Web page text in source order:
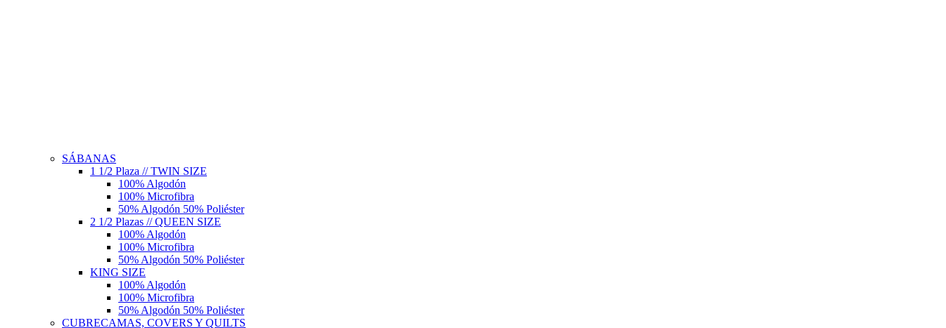
SÁBANAS
1 1/2 Plaza // TWIN SIZE
100% Algodón
100% Microfibra
50% Algodón 50% Poliéster
2 1/2 Plazas // QUEEN SIZE
100% Algodón
100% Microfibra
50% Algodón 50% Poliéster
KING SIZE
100% Algodón
100% Microfibra
50% Algodón 50% Poliéster
CUBRECAMAS, COVERS Y QUILTS